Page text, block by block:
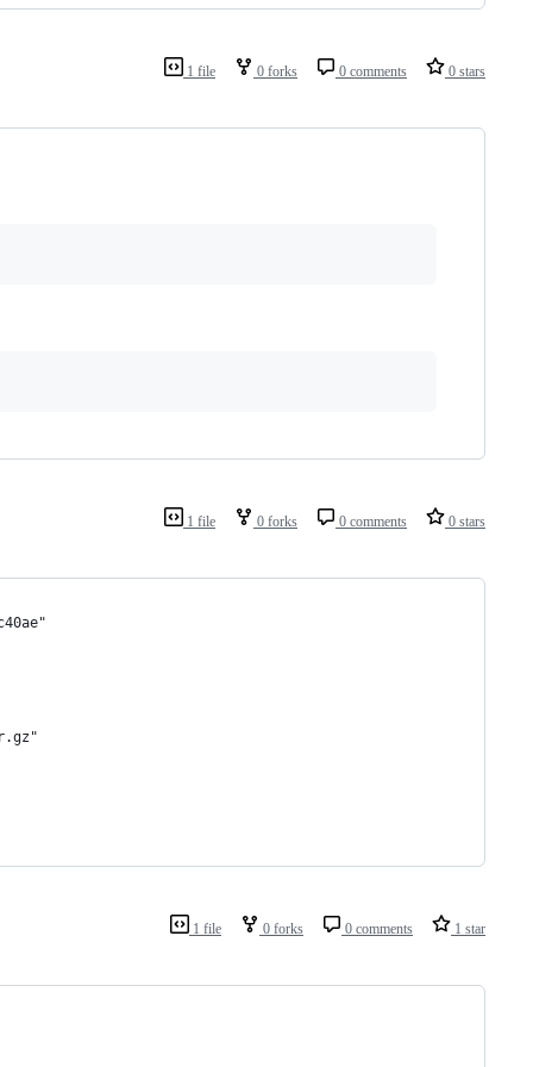
1 file 0 forks 0 comments 0 stars
1 file 0 forks 0 comments 0 stars
1 file 0 forks 0 comments 1 star